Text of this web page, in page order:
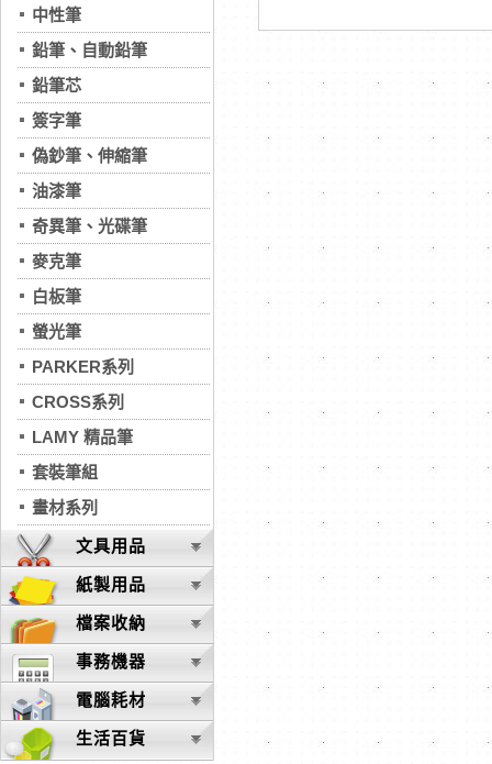
中性筆
鉛筆、自動鉛筆
鉛筆芯
簽字筆
偽鈔筆、伸縮筆
油漆筆
奇異筆、光碟筆
麥克筆
白板筆
螢光筆
PARKER系列
CROSS系列
LAMY 精品筆
套裝筆組
畫材系列
文具用品
紙製用品
檔案收納
事務機器
電腦耗材
生活百貨